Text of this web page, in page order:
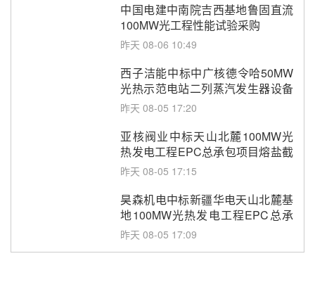
中国电建中南院吉西基地鲁固直流
100MW光工程性能试验采购
昨天 08-06 10:49
西子洁能中标中广核德令哈50MW
光热示范电站二列蒸汽发生器设备
采购
昨天 08-05 17:20
亚核阀业中标天山北麓100MW光
热发电工程EPC总承包项目熔盐截
止阀、熔盐三偏心蝶阀采购
昨天 08-05 17:15
昊森机电中标新疆华电天山北麓基
地100MW光热发电工程EPC总承
包项目熔盐介质超声波流量计采购
昨天 08-05 17:09